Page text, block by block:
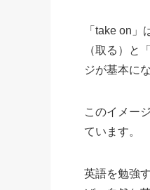
「take on
（取る）と
ジが基本に
このイメー
ています。
英語を勉強